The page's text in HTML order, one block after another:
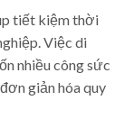
tiết kiệm thời
Việc di
nhiều công sức
giản hóa quy